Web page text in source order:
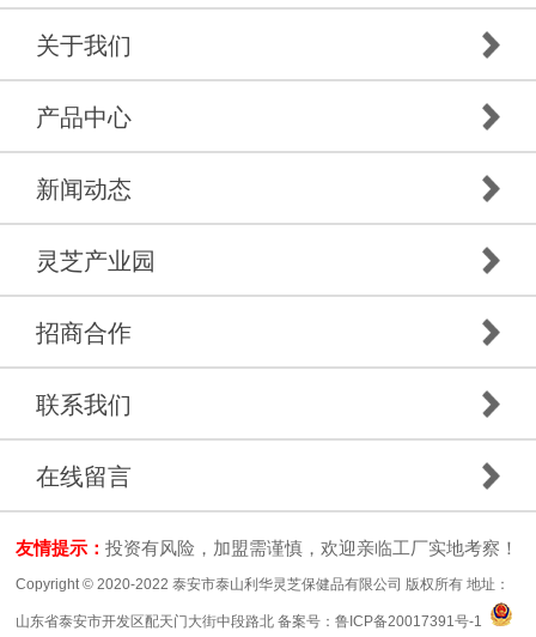
关于我们
产品中心
新闻动态
灵芝产业园
招商合作
联系我们
在线留言
友情提示：投资有风险，加盟需谨慎，欢迎亲临工厂实地考察！
Copyright © 2020-2022 泰安市泰山利华灵芝保健品有限公司 版权所有 地址：
山东省泰安市开发区配天门大街中段路北 备案号：鲁ICP备20017391号-1